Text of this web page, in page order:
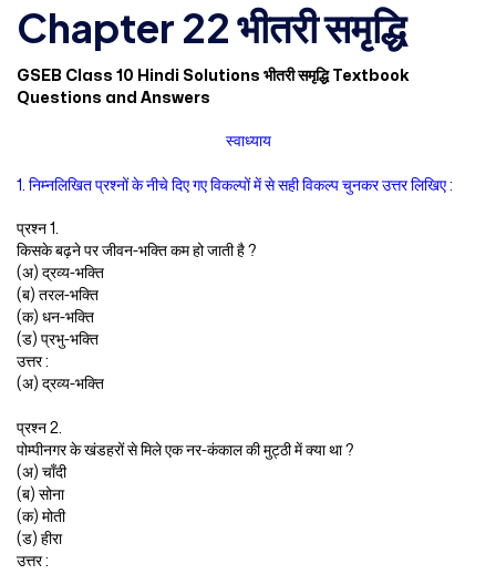
Chapter 22 भीतरी समृद्धि
GSEB Class 10 Hindi Solutions भीतरी समृद्धि Textbook
Questions and Answers
स्वाध्याय
1. निम्नलिखित प्रश्नों के नीचे दिए गए विकल्पों में से सही विकल्प चुनकर उत्तर लिखिए :
प्रश्न 1.
किसके बढ़ने पर जीवन-भक्ति कम हो जाती है ?
(अ) द्रव्य-भक्ति
(ब) तरल-भक्ति
(क) धन-भक्ति
(ड) प्रभु-भक्ति
उत्तर :
(अ) द्रव्य-भक्ति
प्रश्न 2.
पोम्पीनगर के खंडहरों से मिले एक नर-कंकाल की मुट्ठी में क्या था ?
(अ) चाँदी
(ब) सोना
(क) मोती
(ड) हीरा
उत्तर :